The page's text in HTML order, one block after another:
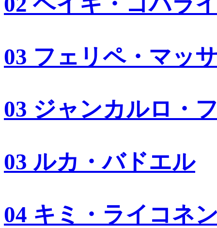
03 フェリペ・マッ
03 ジャンカルロ・
03 ルカ・バドエル
04 キミ・ライコネ